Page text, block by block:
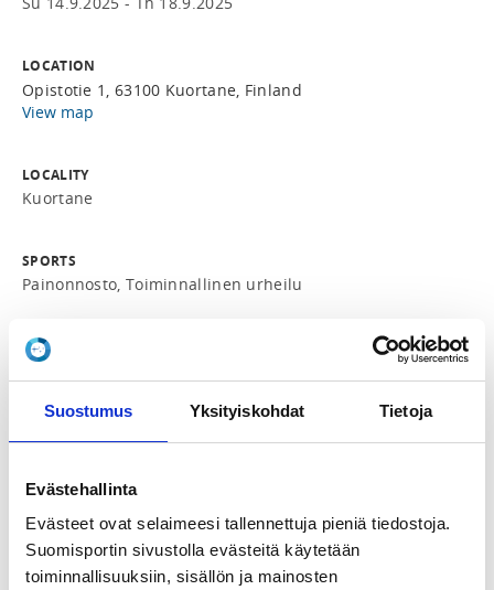
Suostumus Yksityiskohdat Tietoja
Evästehallinta
Evästeet ovat selaimeesi tallennettuja pieniä tiedostoja.
Suomisportin sivustolla evästeitä käytetään
toiminnallisuuksiin, sisällön ja mainosten
LOCATION
Opistotie 1, 63100 Kuortane, Finland
View map
LOCALITY
Kuortane
SPORTS
Painonnosto, Toiminnallinen urheilu
REGISTRATION PERIOD
koulutus@painonnosto.fi
Syksyn 2025 yläkoululeirit